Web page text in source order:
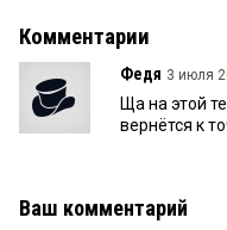
Комментарии
Федя 3 июля
Ща на этой
вернётся к
Ваш комментарий